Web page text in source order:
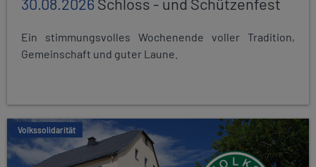
Ein stimmungsvolles Wochenende voller Tradition,
Gemeinschaft und guter Laune.
Volkssolidarität